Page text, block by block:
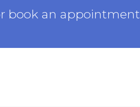
book an appointment